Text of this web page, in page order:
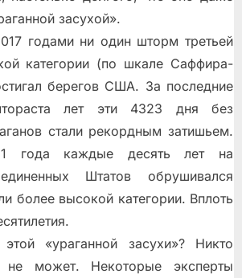
засухой».
годами ни один шторм третьей
категории (по шкале Саффира-
берегов США. За последние
лет эти 4323 дня без
стали рекордным затишьем.
года каждые десять лет на
Штатов обрушивался
более высокой категории. Вплоть
«ураганной засухи»? Никто
не может. Некоторые эксперты